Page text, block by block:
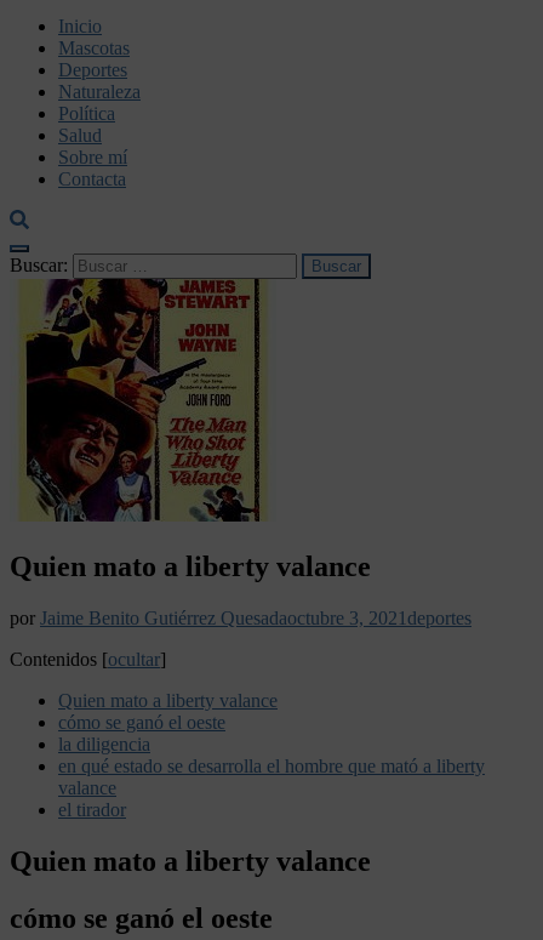
dnaservic.es
Inicio
Mascotas
Deportes
Naturaleza
Política
Salud
Sobre mí
Contacta
Buscar:
Quien mato a liberty valance
por Jaime Benito Gutiérrez Quesadaoctubre 3, 2021 deportes
Contenidos [ocultar]
Quien mato a liberty valance
cómo se ganó el oeste
la diligencia
en qué estado se desarrolla el hombre que mató a liberty
valance
el tirador
Quien mato a liberty valance
cómo se ganó el oeste